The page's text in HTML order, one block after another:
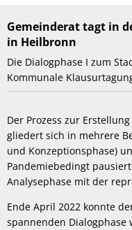
2035
Gemeinderat tagt in
in Heilbronn
Die Dialogphase I zum
Kommunale
Der Prozess zur
gliedert sich in mehrere
und Konzeptionsphase)
Pandemiebedingt
Analysephase mit der
Ende April 2022 konnte
spannenden